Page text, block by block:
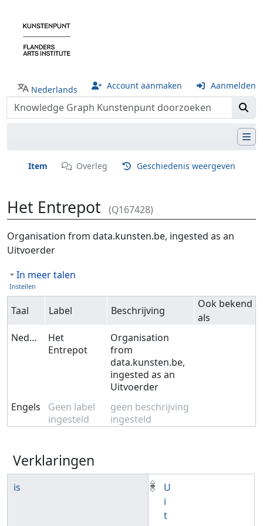
Nederlands Account aanmaken Aanmelden
Item Overleg Geschiedenis weergeven
Het Entrepot (Q167428)
Ga naar:navigatie,zoeken
Organisation from data.kunsten.be, ingested as an
Uitvoerder
In meer talen
Instellen
Taal Label Beschrijving
Ook bekend
als
Nederlands
Het
Entrepot
Organisation
from
data.kunsten.be,
ingested as an
Uitvoerder
Engels
Geen label
ingesteld
geen beschrijving
ingesteld
Verklaringen
is
U
i
t